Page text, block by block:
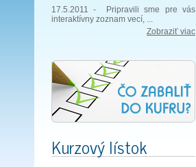
17.5.2011 - Pripravili sme pre vás
interaktívny zoznam vecí, ...
Zobraziť viac
Kurzový lístok